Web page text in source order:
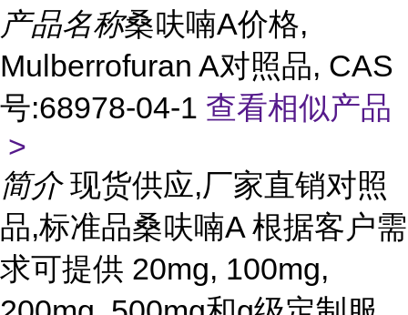
产品名称桑呋喃A价格,
Mulberrofuran A对照品, CAS
号:68978-04-1 查看相似产品
>
简介 现货供应,厂家直销对照
品,标准品桑呋喃A 根据客户需
求可提供 20mg, 100mg,